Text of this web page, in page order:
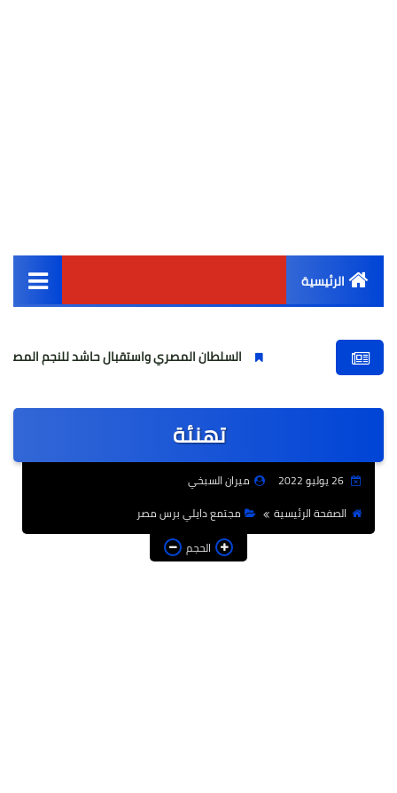
الرئيسية
أخبار مصر
عالمى
حوادث وقضايا
فن
السلطان المصري واستقبال حاشد للنجم المصري
تهنئة
26 يوليو 2022
ميران السبخي
الصفحة الرئيسية
مجتمع دايلي برس مصر
الحجم